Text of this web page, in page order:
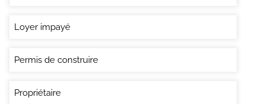
Loyer impayé
Permis de construire
Propriétaire